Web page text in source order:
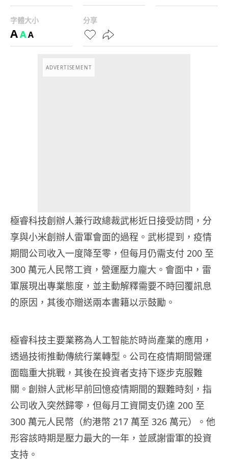
字體大小
AAA
分享
ADVERTISEMENT
極睿科技創辦人兼行政總裁武彬近日接受訪問，分
享與小米創辦人雷軍會面的過程。武彬提到，疫情
期間公司收入一度降至零，但每月仍需支付 200 至
300 萬元人民幣工資，營運壓力龐大。會面中，雷
軍展現出專業態度，並主動解釋需要不時回覆訊息
的原因，其後亦贈送兩本書籍以示鼓勵。
極睿科技主要業務為人工智能於時尚產業的應用，
透過技術推動傳統行業轉型。公司在疫情期間營運
面臨重大挑戰，其後在投資者支持下逐步克服難
關。創辦人武彬早前回憶疫情期間的艱難時刻，指
公司收入突然歸零，但每月工資開支仍達 200 至
300 萬元人民幣（約港幣 217 萬至 326 萬元）。他
形容該時期是壓力最大的一年，並感謝雷軍的投資
支持。